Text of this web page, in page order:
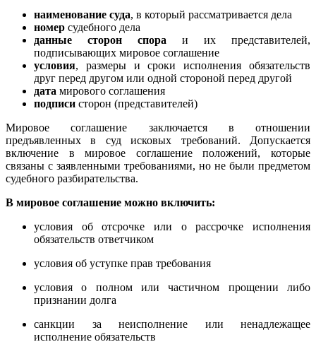
наименование суда, в который рассматривается дела
номер судебного дела
данные сторон спора и их представителей,
подписывающих мировое соглашение
условия, размеры и сроки исполнения обязательств
друг перед другом или одной стороной перед другой
дата мирового соглашения
подписи сторон (представителей)
Мировое соглашение заключается в отношении
предъявленных в суд исковых требований. Допускается
включение в мировое соглашение положений, которые
связаны с заявленными требованиями, но не были предметом
судебного разбирательства.
В мировое соглашение можно включить:
условия об отсрочке или о рассрочке исполнения
обязательств ответчиком
условия об уступке прав требования
условия о полном или частичном прощении либо
признании долга
санкции за неисполнение или ненадлежащее
исполнение обязательств